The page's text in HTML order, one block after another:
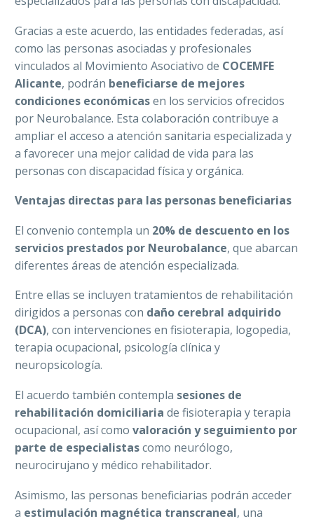
Gracias a este acuerdo, las entidades federadas, así
como las personas asociadas y profesionales
vinculados al Movimiento Asociativo de COCEMFE
Alicante, podrán beneficiarse de mejores
condiciones económicasen los servicios ofrecidos
por Neurobalance. Esta colaboración contribuye a
ampliar el acceso a atención sanitaria especializada y
a favorecer una mejor calidad de vida para las
personas con discapacidad física y orgánica.
Ventajas directas para las personas beneficiarias
El convenio contempla un 20% de descuento en los
servicios prestados por Neurobalance, que abarcan
diferentes áreas de atención especializada.
Entre ellas se incluyen tratamientos de rehabilitación
dirigidos a personas con daño cerebral adquirido
(DCA), con intervenciones en fisioterapia, logopedia,
terapia ocupacional, psicología clínica y
neuropsicología.
El acuerdo también contempla sesiones de
rehabilitación domiciliaria de fisioterapia y terapia
ocupacional, así como valoración y seguimiento por
parte de especialistascomo neurólogo,
neurocirujano y médico rehabilitador.
Asimismo, las personas beneficiarias podrán acceder
a estimulación magnética transcraneal, una